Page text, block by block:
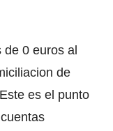
de 0 euros al
de
es el punto